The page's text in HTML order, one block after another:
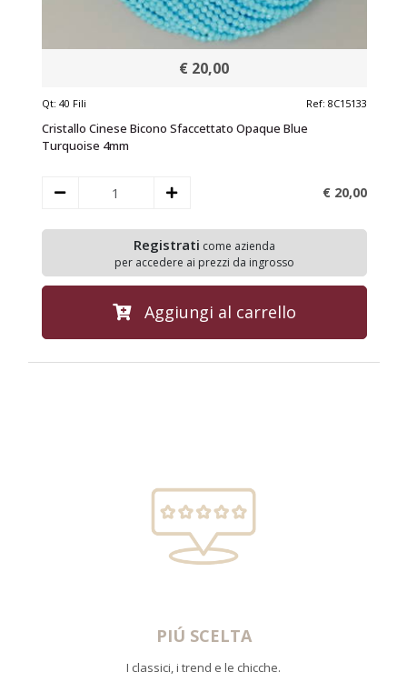
€ 20,00
Qt: 40 Fili Ref: 8C15133
Cristallo Cinese Bicono Sfaccettato Opaque Blue
Turquoise 4mm
€ 20,00
Registrati come azienda
per accedere ai prezzi da ingrosso
Aggiungi al carrello
QUALITÀ
Garantita al miglior prezzo.